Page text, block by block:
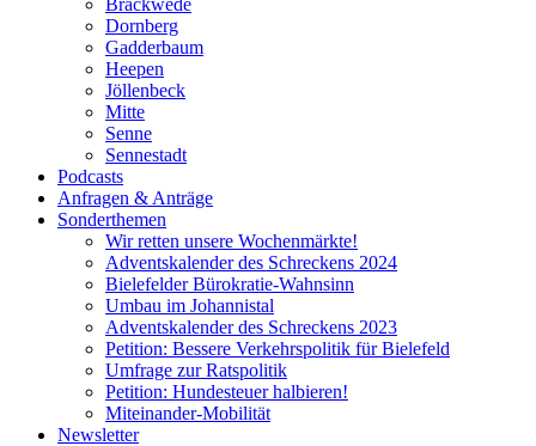
Brackwede
Dornberg
Gadderbaum
Heepen
Jöllenbeck
Mitte
Senne
Sennestadt
Podcasts
Anfragen & Anträge
Sonderthemen
Wir retten unsere Wochenmärkte!
Adventskalender des Schreckens 2024
Bielefelder Bürokratie-Wahnsinn
Umbau im Johannistal
Adventskalender des Schreckens 2023
Petition: Bessere Verkehrspolitik für Bielefeld​​
Umfrage zur Ratspolitik
Petition: Hundesteuer halbieren!
Miteinander-Mobilität
Newsletter